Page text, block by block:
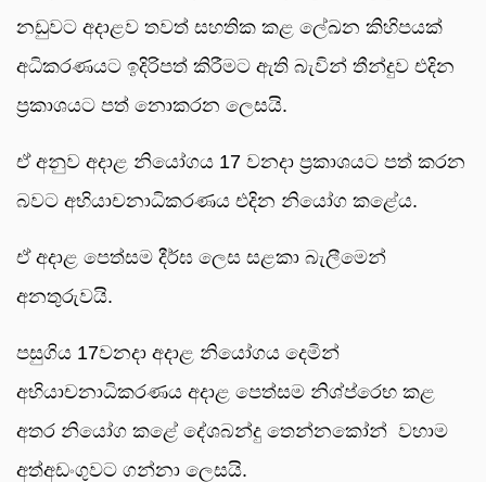
නඩුවට අදාළව තවත් සහතික කළ ලේඛන කිහිපයක්
අධිකරණයට ඉදිරිපත් කිරීමට ඇති බැවින් තීන්දුව එදින
ප්‍රකාශයට පත් නොකරන ලෙසයි.
ඒ අනුව අදාළ නියෝගය 17 වනදා ප්‍රකාශයට පත් කරන
බවට අභියාචනාධිකරණය එදින නියෝග කළේය.
ඒ අදාළ පෙත්සම දීර්ඝ ලෙස සළකා බැලීමෙන්
අනතුරුවයි.
පසුගිය 17වනදා අදාළ නියෝගය දෙමින්
අභියාචනාධිකරණය අදාළ පෙත්සම නිශ්ප්රෙභ කළ
අතර නියෝග කළේ දේශබන්දු තෙන්නකෝන් වහාම
අත්අඩංගුවට ගන්නා ලෙසයි.